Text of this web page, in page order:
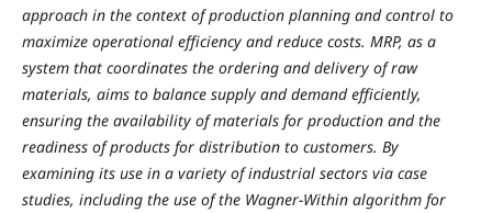
approach in the context of production planning and control to
maximize operational efficiency and reduce costs. MRP, as a
system that coordinates the ordering and delivery of raw
materials, aims to balance supply and demand efficiently,
ensuring the availability of materials for production and the
readiness of products for distribution to customers. By
examining its use in a variety of industrial sectors via case
studies, including the use of the Wagner-Within algorithm for